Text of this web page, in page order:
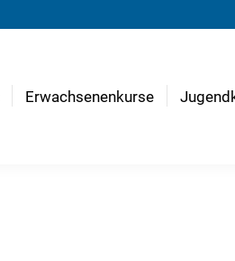
Erwachsenenkurse